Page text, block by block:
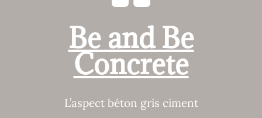
Be and Be
Concrete
L’aspect béton gris ciment